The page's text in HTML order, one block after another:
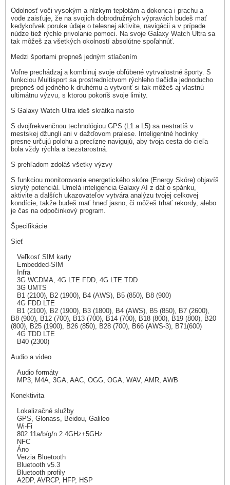
Odolnosť voči vysokým a nízkym teplotám a dokonca i prachu a
vode zaisťuje, že na svojich dobrodružných výpravách budeš mať
kedykoľvek poruke údaje o telesnej aktivite, navigácii a v prípade
núdze tiež rýchle privolanie pomoci. Na svoje Galaxy Watch Ultra sa
tak môžeš za všetkých okolností absolútne spoľahnúť.
Medzi športami prepneš jedným stlačením
Voľne prechádzaj a kombinuj svoje obľúbené vytrvalostné športy. S
funkciou Multisport sa prostredníctvom rýchleho tlačidla jednoducho
prepneš od jedného k druhému a vytvoriť si tak môžeš aj vlastnú
ultimátnu výzvu, s ktorou pokoríš svoje limity.
S Galaxy Watch Ultra ideš skrátka naisto
S dvojfrekvenčnou technológiou GPS (L1 a L5) sa nestratíš v
mestskej džungli ani v dažďovom pralese. Inteligentné hodinky
presne určujú polohu a precízne navigujú, aby tvoja cesta do cieľa
bola vždy rýchla a bezstarostná.
S prehľadom zdoláš všetky výzvy
S funkciou monitorovania energetického skóre (Energy Skóre) objavíš
skrytý potenciál. Umelá inteligencia Galaxy AI z dát o spánku,
aktivite a ďalších ukazovateľov vytvára analýzu tvojej celkovej
kondície, takže budeš mať hneď jasno, či môžeš trhať rekordy, alebo
je čas na odpočinkový program.
Špecifikácie
Sieť
Veľkosť SIM karty
Embedded-SIM
Infra
3G WCDMA, 4G LTE FDD, 4G LTE TDD
3G UMTS
B1 (2100), B2 (1900), B4 (AWS), B5 (850), B8 (900)
4G FDD LTE
B1 (2100), B2 (1900), B3 (1800), B4 (AWS), B5 (850), B7 (2600),
B8 (900), B12 (700), B13 (700), B14 (700), B18 (800), B19 (800), B20
(800), B25 (1900), B26 (850), B28 (700), B66 (AWS-3), B71(600)
4G TDD LTE
B40 (2300)
Audio a video
Audio formáty
MP3, M4A, 3GA, AAC, OGG, OGA, WAV, AMR, AWB
Konektivita
Lokalizačné služby
GPS, Glonass, Beidou, Galileo
Wi-Fi
802.11a/b/g/n 2.4GHz+5GHz
NFC
Áno
Verzia Bluetooth
Bluetooth v5.3
Bluetooth profily
A2DP, AVRCP, HFP, HSP